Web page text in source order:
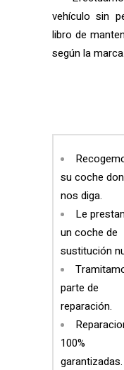
vehículo sin
libro de
según la marca.
su coche
nos diga.
Le
un coche de
sustitución
parte de
reparación.
100%
garantizadas.